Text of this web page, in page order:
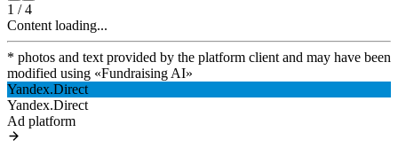
1 /4
Content loading...
* photos and text provided by the platform client and may have been
modified using «Fundraising AI»
Yandex.Direct
Yandex.Direct
Ad platform